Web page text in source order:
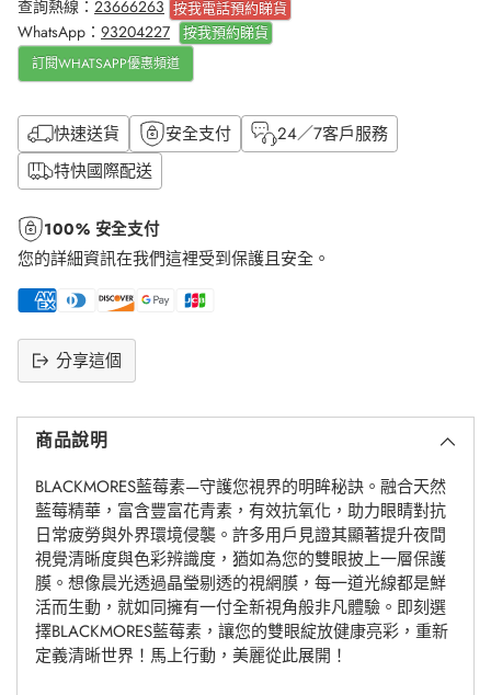
查詢熱線： 23666263 按我電話預約睇貨
WhatsApp： 93204227 按我預約睇貨
訂閱WHATSAPP優惠頻道
快速送貨 安全支付
24／7客戶服務
特快國際配送
100% 安全支付
您的詳細資訊在我們這裡受到保護且安全。
分享這個
產
商品說明
BLACKMORES藍莓素—守護您視界的明眸秘訣。融合天然
藍莓精華，富含豐富花青素，有效抗氧化，助力眼睛對抗
日常疲勞與外界環境侵襲。許多用戶見證其顯著提升夜間
視覺清晰度與色彩辨識度，猶如為您的雙眼披上一層保護
膜。想像晨光透過晶瑩剔透的視網膜，每一道光線都是鮮
活而生動，就如同擁有一付全新視角般非凡體驗。即刻選
擇BLACKMORES藍莓素，讓您的雙眼綻放健康亮彩，重新
定義清晰世界！馬上行動，美麗從此展開！